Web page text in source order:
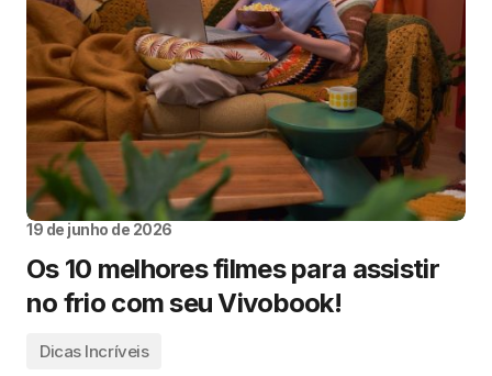
19 de junho de 2026
Os 10 melhores filmes para assistir
no frio com seu Vivobook!
Dicas Incríveis